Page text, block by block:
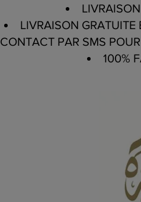
LIVRAISON GRATUITE
CONTACT PAR SMS
100%